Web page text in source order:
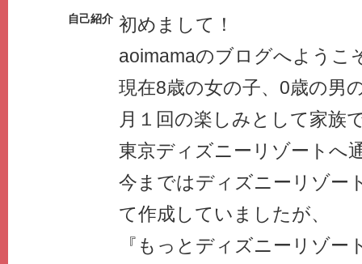
自己紹介 初めまして！
aoimamaのブログへよう
現在8歳の女の子、0歳の男
月１回の楽しみとして家族
東京ディズニーリゾートへ
今まではディズニーリゾー
て作成していましたが、
『もっとディズニーリゾー